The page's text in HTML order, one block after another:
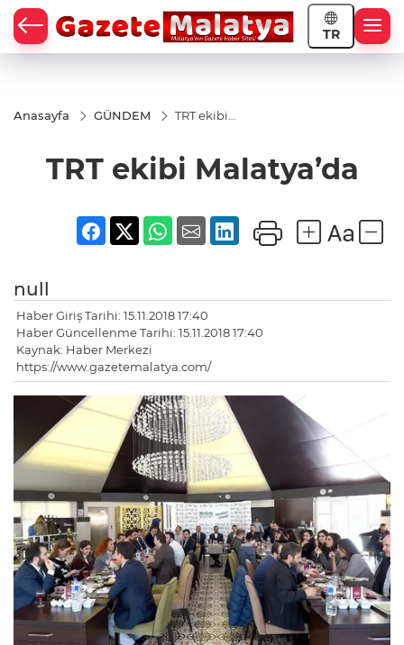
TR
Anasayfa GÜNDEM
TRT ekibi
TRT ekibi Malatya’da
null
Haber Giriş Tarihi: 15.11.2018 17:40
Haber Güncellenme Tarihi: 15.11.2018 17:40
Kaynak: Haber Merkezi
https://www.gazetemalatya.com/